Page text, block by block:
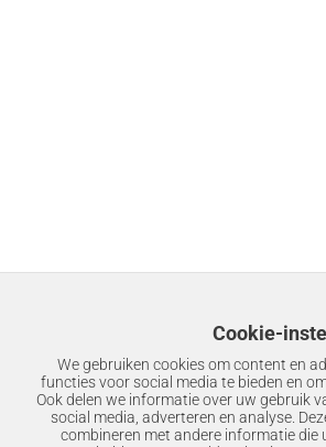
Cookie-
We gebruiken cookies om content en
functies voor social media te bieden en
Ook delen we informatie over uw gebruik
social media, adverteren en analyse.
combineren met andere informatie die